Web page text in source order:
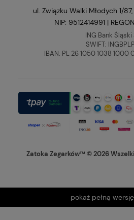
ul. Związku Walki Młodych 1/
NIP: 9512414991 |
ING Bank Śląski
SWIFT:
IBAN: PL 26 1050 1038
Zatoka Zegarków™ © 2026
pokaż pełną